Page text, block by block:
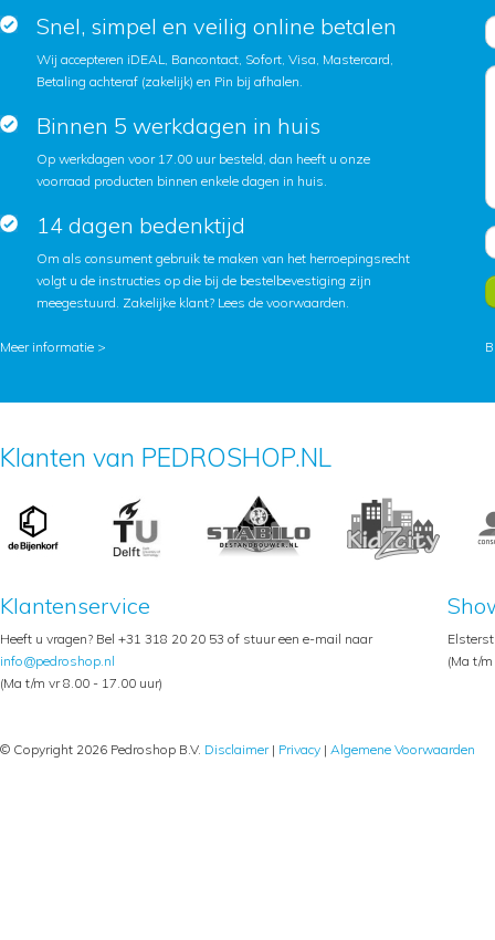
Snel, simpel en veilig online betalen
Wij accepteren iDEAL, Bancontact, Sofort, Visa, Mastercard,
Betaling achteraf (zakelijk) en Pin bij afhalen.
Binnen 5 werkdagen in huis
Op werkdagen voor 17.00 uur besteld, dan heeft u onze
voorraad producten binnen enkele dagen in huis.
14 dagen bedenktijd
Om als consument gebruik te maken van het herroepingsrecht
volgt u de instructies op die bij de bestelbevestiging zijn
meegestuurd. Zakelijke klant? Lees de voorwaarden.
Meer informatie >
Klanten van PEDROSHOP.NL
Klantenservice
Heeft u vragen? Bel +31 318 20 20 53 of stuur een e-mail naar
info@pedroshop.nl
(Ma t/m vr 8.00 - 17.00 uur)
(Ma t/
© Copyright 2026 Pedroshop B.V. Disclaimer| Privacy | Algemene Voorwaarden